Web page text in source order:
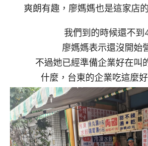
爽朗有趣，廖媽媽也是這家店
我們到的時候還不到
廖媽媽表示還沒開始
不過她已經準備企業好在叫
什麼，台東的企業吃這麼